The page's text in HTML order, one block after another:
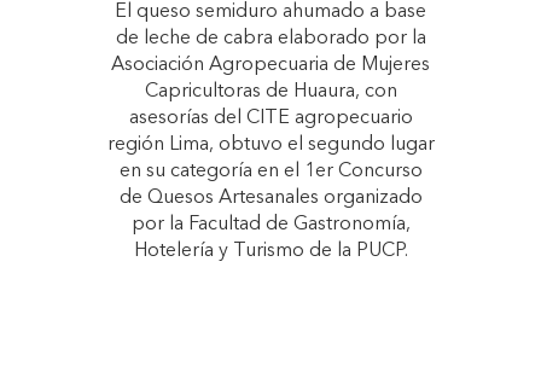
El queso semiduro ahumado a base
de leche de cabra elaborado por la
Asociación Agropecuaria de Mujeres
Capricultoras de Huaura, con
asesorías del CITE agropecuario
región Lima, obtuvo el segundo lugar
en su categoría en el 1er Concurso
de Quesos Artesanales organizado
por la Facultad de Gastronomía,
Hotelería y Turismo de la PUCP.